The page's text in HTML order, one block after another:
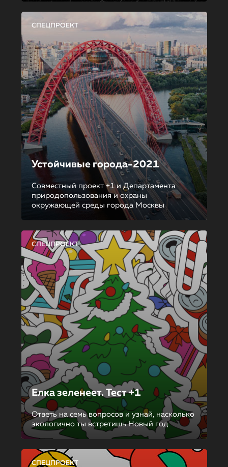
СПЕЦПРОЕКТ
Устойчивые города-2021
Совместный проект +1 и Департамента
природопользования и охраны
окружающей среды города Москвы
СПЕЦПРОЕКТ
Елка зеленеет. Тест +1
Ответь на семь вопросов и узнай, насколько
экологично ты встретишь Новый год
СПЕЦПРОЕКТ